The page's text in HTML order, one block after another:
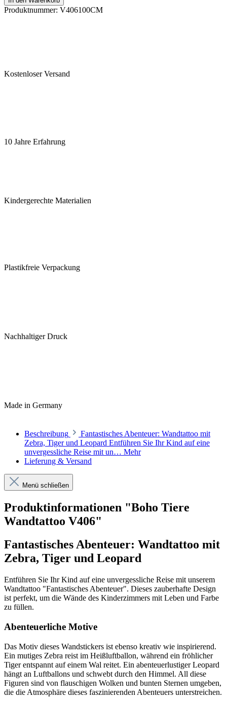
Produktnummer: V406100CM
Kostenloser Versand
10 Jahre Erfahrung
Kindergerechte Materialien
Plastikfreie Verpackung
Nachhaltiger Druck
Made in Germany
Beschreibung
Fantastisches Abenteuer: Wandtattoo mit
Zebra, Tiger und Leopard Entführen Sie Ihr Kind auf eine
unvergessliche Reise mit un… Mehr
Lieferung & Versand
Menü schließen
Produktinformationen "Boho Tiere
Wandtattoo V406"
Fantastisches Abenteuer: Wandtattoo mit
Zebra, Tiger und Leopard
Entführen Sie Ihr Kind auf eine unvergessliche Reise mit unserem
Wandtattoo "Fantastisches Abenteuer". Dieses zauberhafte Design
ist perfekt, um die Wände des Kinderzimmers mit Leben und Farbe
zu füllen.
Abenteuerliche Motive
Das Motiv dieses Wandstickers ist ebenso kreativ wie inspirierend.
Ein mutiges Zebra reist im Heißluftballon, während ein fröhlicher
Tiger entspannt auf einem Wal reitet. Ein abenteuerlustiger Leopard
hängt an Luftballons und schwebt durch den Himmel. All diese
Figuren sind von flauschigen Wolken und bunten Sternen umgeben,
die die Atmosphäre dieses faszinierenden Abenteuers unterstreichen.